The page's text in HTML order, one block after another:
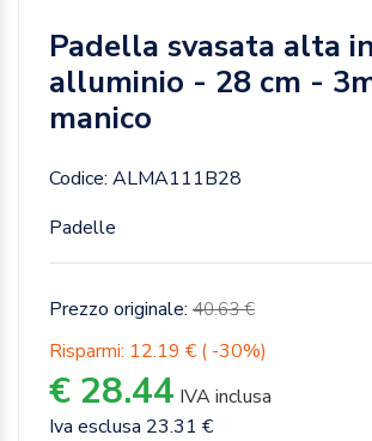
Padella svasata alta in
alluminio - 28 cm -
manico
Codice: ALMA111B28
Padelle
Prezzo originale: 40.63 €
Risparmi: 12.19 € ( -30%)
€ 28.44 IVA inclusa
Iva esclusa 23.31 €